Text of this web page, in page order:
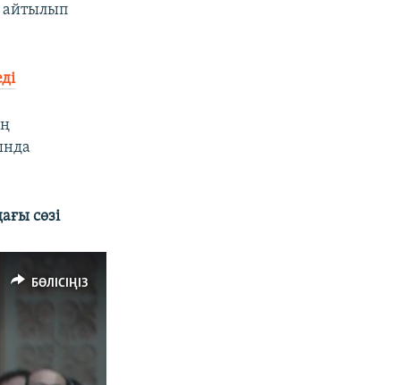
айтылып
сөзі
БӨЛІСІҢІЗ